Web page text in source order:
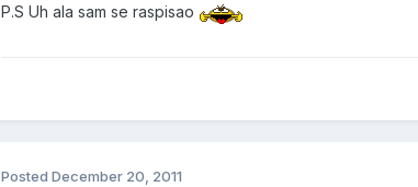
P.S Uh ala sam se raspisao
Posted December 20, 2011